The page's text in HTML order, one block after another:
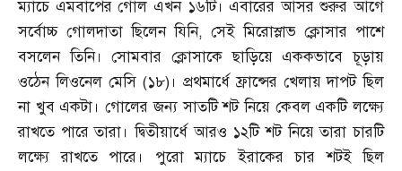
ম্যাচে এমবাপের গোল এখন ১৬টি। এবারের আসর শুরুর আগে
সর্বোচ্চ গোলদাতা ছিলেন যিনি, সেই মিরোস্লাভ ক্লোসার পাশে
বসলেন তিনি। সোমবার ক্লোসাকে ছাড়িয়ে এককভাবে চূড়ায়
ওঠেন লিওনেল মেসি (১৮)। প্রথমার্ধে ফ্রান্সের খেলায় দাপট ছিল
না খুব একটা। গোলের জন্য সাতটি শট নিয়ে কেবল একটি লক্ষ্যে
রাখতে পারে তারা। দ্বিতীয়ার্ধে আরও ১২টি শট নিয়ে তারা চারটি
লক্ষ্যে রাখতে পারে। পুরো ম্যাচে ইরাকের চার শটই ছিল